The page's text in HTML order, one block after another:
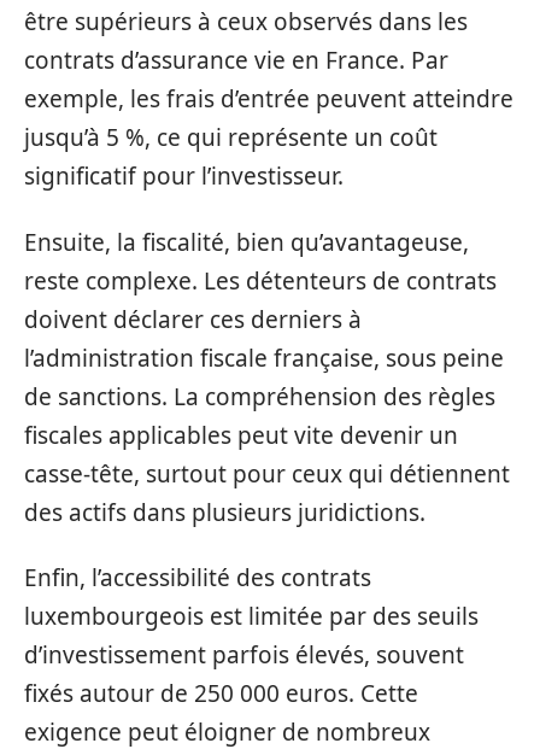
être supérieurs à ceux observés dans les
contrats d’assurance vie en France. Par
exemple, les frais d’entrée peuvent atteindre
jusqu’à 5 %, ce qui représente un coût
significatif pour l’investisseur.
Ensuite, la fiscalité, bien qu’avantageuse,
reste complexe. Les détenteurs de contrats
doivent déclarer ces derniers à
l’administration fiscale française, sous peine
de sanctions. La compréhension des règles
fiscales applicables peut vite devenir un
casse-tête, surtout pour ceux qui détiennent
des actifs dans plusieurs juridictions.
Enfin, l’accessibilité des contrats
luxembourgeois est limitée par des seuils
d’investissement parfois élevés, souvent
fixés autour de 250 000 euros. Cette
exigence peut éloigner de nombreux